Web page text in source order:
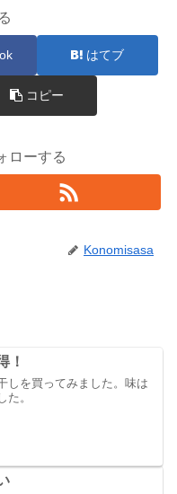
はてブ
コピー
ローする
Konomisasa
！
しを買ってみました。味は
た。